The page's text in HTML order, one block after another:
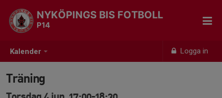
Kalender Logga in
NYKÖPINGS BIS FOTBOLL
P14
Träning